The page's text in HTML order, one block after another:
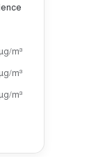
µg/m³
µg/m³
µg/m³